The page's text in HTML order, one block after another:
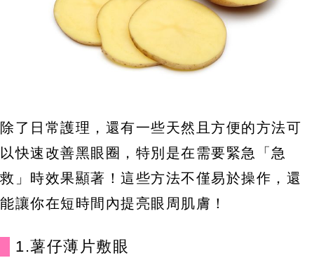
除了日常護理，還有一些天然且方便的方法可
以快速改善黑眼圈，特別是在需要緊急「急
救」時效果顯著！這些方法不僅易於操作，還
能讓你在短時間內提亮眼周肌膚！
1.薯仔薄片敷眼